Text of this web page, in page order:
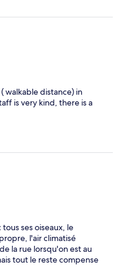
walkable distance) in
is very kind, there is a
ses oiseaux, le
l'air climatisé
la rue lorsqu'on est au
tout le reste compense